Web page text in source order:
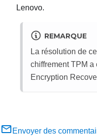
Lenovo.
REMARQUE
La résolution de
chiffrement TPM a
Encryption
Envoyer des